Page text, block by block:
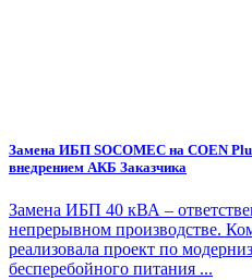
Замена ИБП SOCOMEC на COEN
внедрением АКБ Заказчика
Замена ИБП 40 кВА –
непрерывном производстве.
реализовала проект по
бесперебойного питания ...